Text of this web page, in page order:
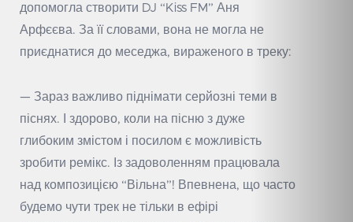
допомогла створити DJ “Kiss FM” Аня
Арфєєва. За її словами, вона не могла не
приєднатися до меседжа, вираженого в треку:
— Зараз важливо піднімати серйозні теми в
піснях. І здорово, коли на пісню з дуже
глибоким змістом і посилом є можливість
зробити ремікс. Із задоволенням працювала
над композицією “Вільна”! Впевнена, що часто
будемо чути трек не тільки в ефірі